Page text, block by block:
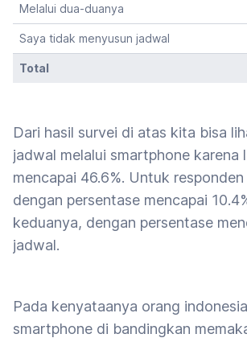
Melalui dua-duanya
Saya tidak menyusun jadwal
Total
Dari hasil survei di atas kita bisa
jadwal melalui smartphone
mencapai 46.6%. Untuk
dengan persentase mencapai
keduanya, dengan persentase
jadwal.
Pada kenyataanya orang
smartphone di bandingkan